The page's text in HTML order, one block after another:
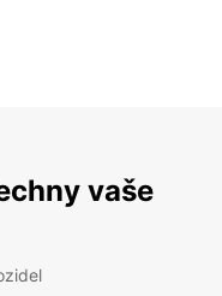
vaše